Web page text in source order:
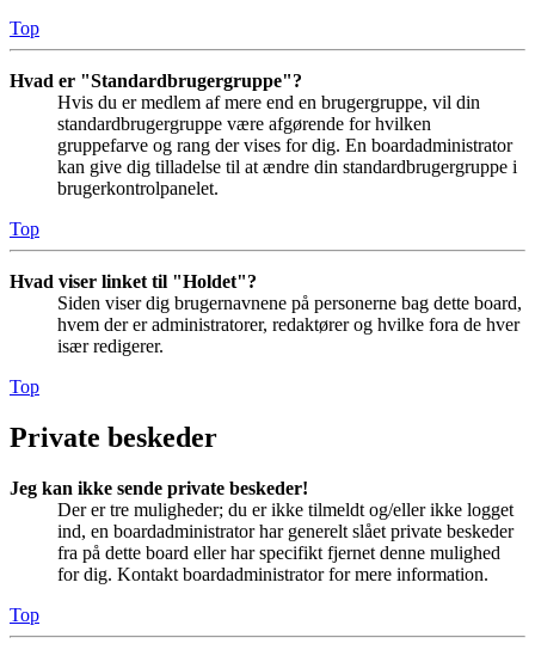
Top
Hvad er "Standardbrugergruppe"?
Hvis du er medlem af mere end en brugergruppe, vil din
standardbrugergruppe være afgørende for hvilken
gruppefarve og rang der vises for dig. En boardadministrator
kan give dig tilladelse til at ændre din standardbrugergruppe i
brugerkontrolpanelet.
Top
Hvad viser linket til "Holdet"?
Siden viser dig brugernavnene på personerne bag dette board,
hvem der er administratorer, redaktører og hvilke fora de hver
især redigerer.
Top
Private beskeder
Jeg kan ikke sende private beskeder!
Der er tre muligheder; du er ikke tilmeldt og/eller ikke logget
ind, en boardadministrator har generelt slået private beskeder
fra på dette board eller har specifikt fjernet denne mulighed
for dig. Kontakt boardadministrator for mere information.
Top